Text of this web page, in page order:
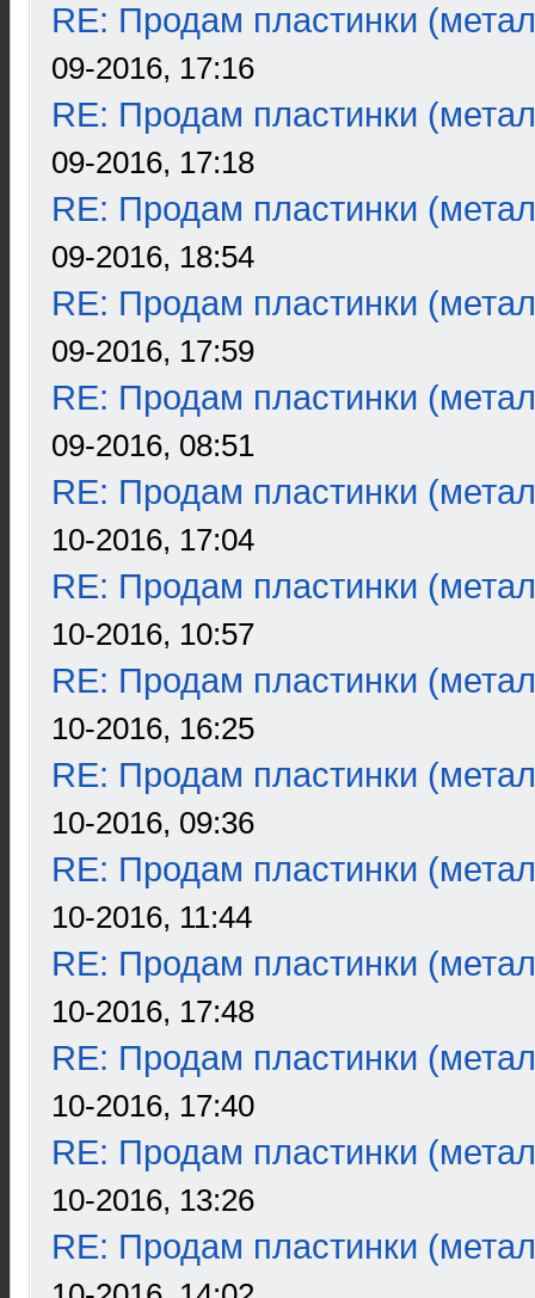
RE: Продам пластинки
09-2016, 17:16
RE: Продам пластинки
09-2016, 17:18
RE: Продам пластинки
09-2016, 18:54
RE: Продам пластинки
09-2016, 17:59
RE: Продам пластинки
09-2016, 08:51
RE: Продам пластинки
10-2016, 17:04
RE: Продам пластинки
10-2016, 10:57
RE: Продам пластинки
10-2016, 16:25
RE: Продам пластинки
10-2016, 09:36
RE: Продам пластинки
10-2016, 11:44
RE: Продам пластинки
10-2016, 17:48
RE: Продам пластинки
10-2016, 17:40
RE: Продам пластинки
10-2016, 13:26
RE: Продам пластинки